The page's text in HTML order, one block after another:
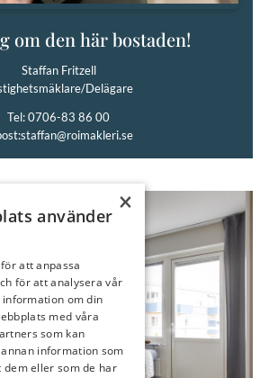
om den här bostaden!
Staffan Fritzell
Delägare
Tel: 0706-83 86 00
staffan@roimakleri.se
×
använder
att anpassa
för att analysera vår
om din
med våra
som kan
information som
eller som de har